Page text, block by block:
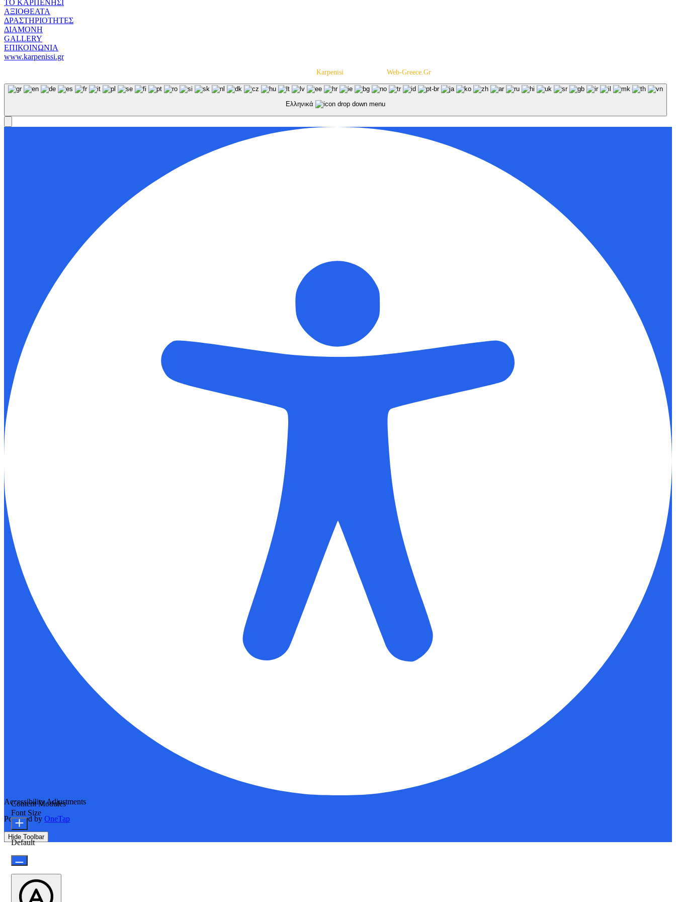
ΤΟ ΚΑΡΠΕΝΗΣΙ
ΑΞΙΟΘΕΑΤΑ
ΔΡΑΣΤΗΡΙΟΤΗΤΕΣ
ΔΙΑΜΟΝΗ
GALLERY
ΕΠΙΚΟΙΝΩΝΙΑ
www.karpenissi.gr
Karpenisi– Powered by Web-Greece.Gr
Ελληνικά
Accessibility Adjustments
Powered by OneTap
Hide Toolbar
Content Modules
Font Size
Default